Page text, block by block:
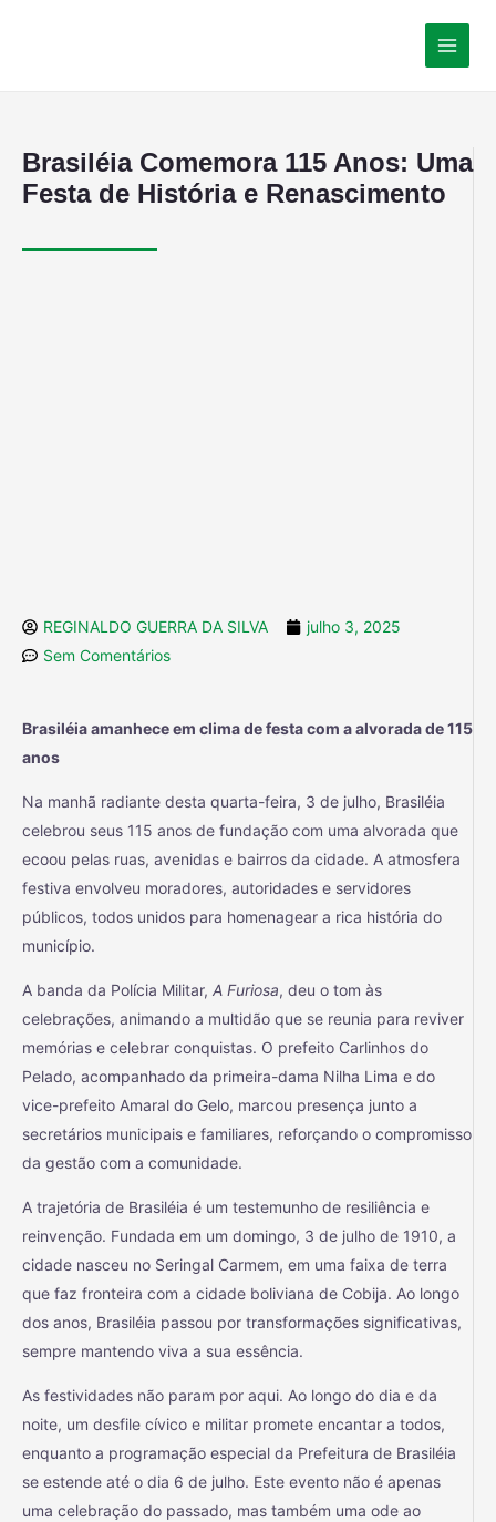
Brasiléia Comemora 115 Anos: Uma
Festa de História e Renascimento
REGINALDO GUERRA DA SILVA
julho 3, 2025
Sem Comentários
Brasiléia amanhece em clima de festa com a alvorada de 115
anos
Na manhã radiante desta quarta-feira, 3 de julho, Brasiléia
celebrou seus 115 anos de fundação com uma alvorada que
ecoou pelas ruas, avenidas e bairros da cidade. A atmosfera
festiva envolveu moradores, autoridades e servidores
públicos, todos unidos para homenagear a rica história do
município.
A banda da Polícia Militar, A Furiosa, deu o tom às
celebrações, animando a multidão que se reunia para reviver
memórias e celebrar conquistas. O prefeito Carlinhos do
Pelado, acompanhado da primeira-dama Nilha Lima e do
vice-prefeito Amaral do Gelo, marcou presença junto a
secretários municipais e familiares, reforçando o compromisso
da gestão com a comunidade.
A trajetória de Brasiléia é um testemunho de resiliência e
reinvenção. Fundada em um domingo, 3 de julho de 1910, a
cidade nasceu no Seringal Carmem, em uma faixa de terra
que faz fronteira com a cidade boliviana de Cobija. Ao longo
dos anos, Brasiléia passou por transformações significativas,
sempre mantendo viva a sua essência.
As festividades não param por aqui. Ao longo do dia e da
noite, um desfile cívico e militar promete encantar a todos,
enquanto a programação especial da Prefeitura de Brasiléia
se estende até o dia 6 de julho. Este evento não é apenas
uma celebração do passado, mas também uma ode ao